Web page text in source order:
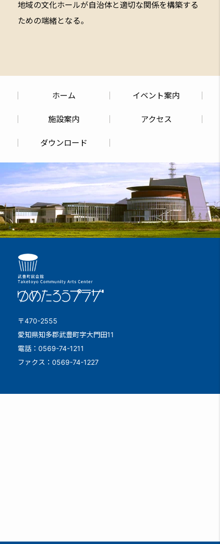
地域の文化ホールが自治体と適切な関係を構築する
ための端緒となる。
ホーム イベント案内
施設案内 アクセス
ダウンロード
〒470-2555
愛知県知多郡武豊町字大門田11
電話：0569-74-1211
ファクス：0569-74-1227